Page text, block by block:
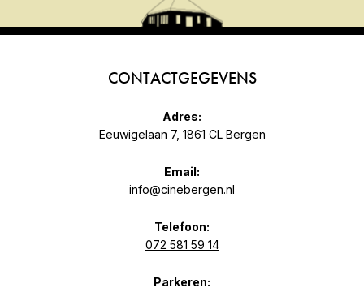
CONTACTGEGEVENS
Adres:
Eeuwigelaan 7, 1861 CL Bergen
Email:
info@cinebergen.nl
Telefoon:
072 581 59 14
Parkeren: